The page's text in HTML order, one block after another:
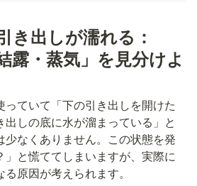
き出しが濡れる：
露・蒸気」を見分けよ
っていて「下の引き出しを開けた
出しの底に水が溜まっている」と
少なくありません。この状態を発
」と慌ててしまいますが、実際に
原因が考えられます。